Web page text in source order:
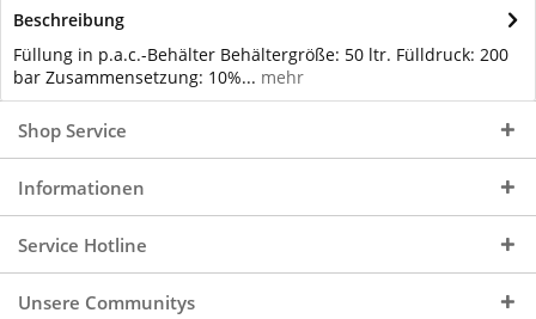
Beschreibung
Füllung in p.a.c.-Behälter Behältergröße: 50 ltr. Fülldruck: 200
bar Zusammensetzung: 10%... mehr
Shop Service
Informationen
Service Hotline
Unsere Communitys